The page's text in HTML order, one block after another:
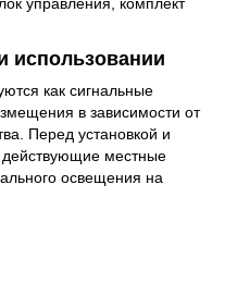
использовании
как сигнальные
в зависимости от
Перед установкой и
действующие местные
освещения на